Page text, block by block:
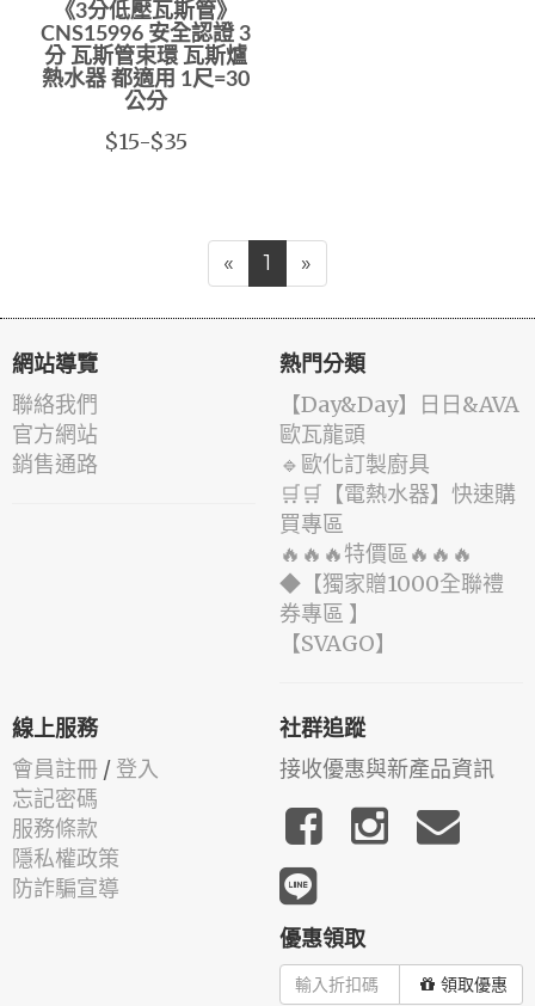
《3分低壓瓦斯管》
CNS15996 安全認證 3
分 瓦斯管束環 瓦斯爐
熱水器 都適用 1尺=30
公分
$15-$35
« 1 »
網站導覽
聯絡我們
官方網站
銷售通路
熱門分類
️【Day&Day】️日日&AVA
歐瓦龍頭
🔹歐化訂製廚具
🛒🛒【電熱水器】快速購
買專區
🔥🔥🔥特價區🔥🔥🔥
◆【獨家贈1000全聯禮
券專區 】
️【SVAGO】️
線上服務
會員註冊 / 登入
忘記密碼
服務條款
隱私權政策
防詐騙宣導
社群追蹤
接收優惠與新產品資訊
優惠領取
領取優惠